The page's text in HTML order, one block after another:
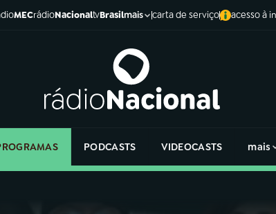
MECrádioNacionaltvBrasilmais carta de serviço acesso à
PODCASTS VIDEOCASTS mais